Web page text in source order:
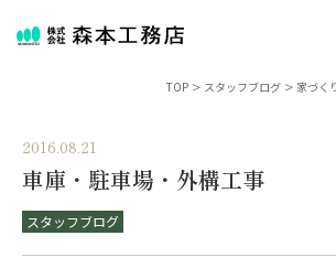
TOP > スタッフブログ > 家づく
2016.08.21
車庫・駐車場・外構工事
スタッフブログ